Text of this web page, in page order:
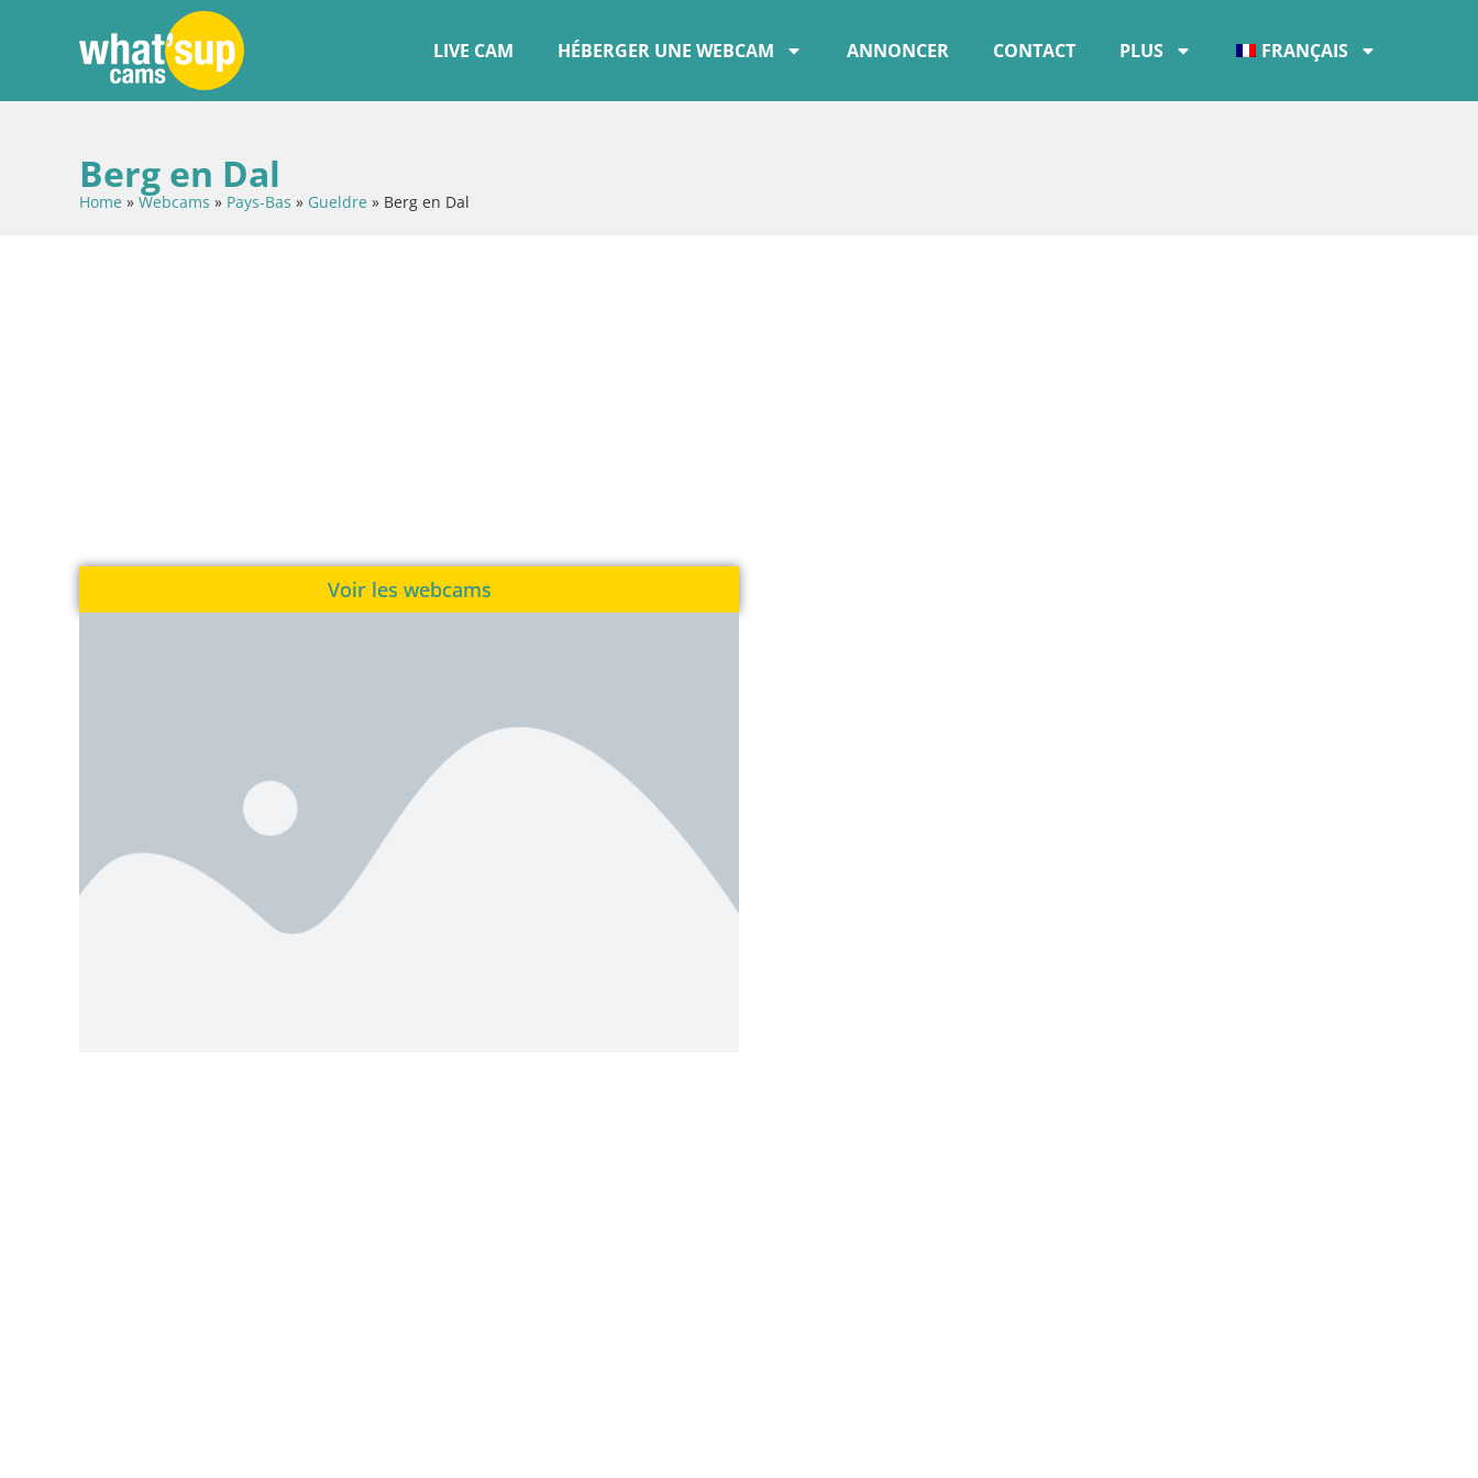
LIVE CAM HÉBERGER UNE WEBCAM ANNONCER CONTACT PLUS FRANÇAIS
Berg en Dal
Home » Webcams » Pays-Bas » Gueldre » Berg en Dal
Voir les webcams